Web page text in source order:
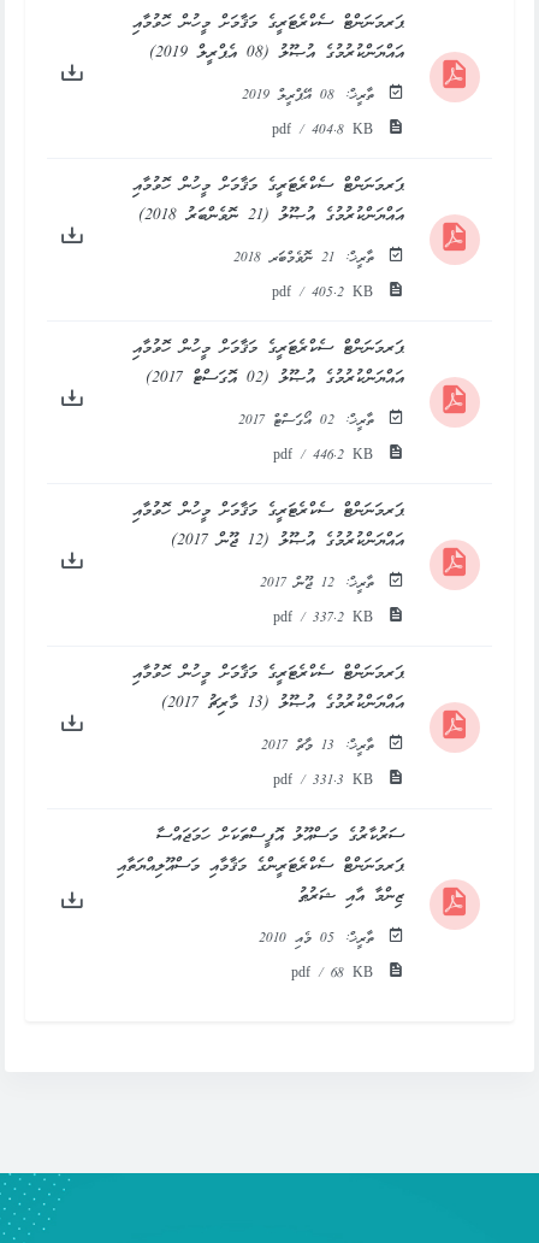
ޕަރމަނަންޓް ސެކްރެޓަރީގެ މަޤާމަށް މީހުން ހޮވުމާއި
އައްޔަންކުރުމުގެ އުޞޫލު (08 އެޕްރީލް 2019)
ތާރީޚް: 08 އޭޕްރީލް 2019
pdf / 404.8 KB
ޕަރމަނަންޓް ސެކްރެޓަރީގެ މަޤާމަށް މީހުން ހޮވުމާއި
އައްޔަންކުރުމުގެ އުޞޫލު (21 ނޮވެންބަރު 2018)
ތާރީޚް: 21 ނޮވެމްބަރ 2018
pdf / 405.2 KB
ޕަރމަނަންޓް ސެކްރެޓަރީގެ މަޤާމަށް މީހުން ހޮވުމާއި
އައްޔަންކުރުމުގެ އުޞޫލު (02 އޮގަސްޓް 2017)
ތާރީޚް: 02 އޯގަސްޓް 2017
pdf / 446.2 KB
ޕަރމަނަންޓް ސެކްރެޓަރީގެ މަޤާމަށް މީހުން ހޮވުމާއި
އައްޔަންކުރުމުގެ އުޞޫލު (12 ޖޫން 2017)
ތާރީޚް: 12 ޖޫން 2017
pdf / 337.2 KB
ޕަރމަނަންޓް ސެކްރެޓަރީގެ މަޤާމަށް މީހުން ހޮވުމާއި
އައްޔަންކުރުމުގެ އުޞޫލު (13 މާރިޗު 2017)
ތާރީޚް:
13 މާޗް 2017
pdf / 331.3 KB
ސަރުކާރުގެ މަސްއޫލު އޮފީސްތަކަށް ހަމަޖައްސާ
ޕަރމަނަންޓް ސެކްރެޓަރީންގެ މަޤާމާއި މަސްއޫލިއްޔަތާއި
ޒިންމާ އާއި ޝަރުޠު
ތާރީޚް: 05 މެއި 2010
pdf / 68 KB